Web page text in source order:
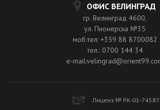
ОФИС ВЕЛИНГРАД
гр. Велинград 4600,
ул. Пионерска №35
моб.тел: +359 88 8700082
тел.: 0700 144 34
e-
Лиценз № РК-01-74587